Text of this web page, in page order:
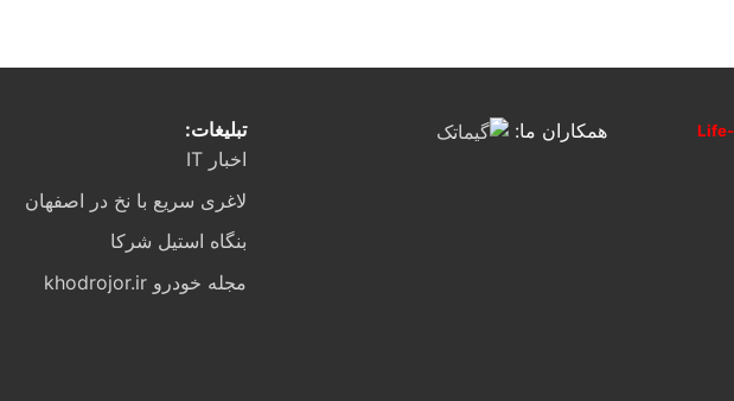
همکاران ما:
تبلیغات:
اخبار IT
لاغری سریع با نخ در اصفهان
بنگاه استیل شرکا
مجله خودرو khodrojor.ir